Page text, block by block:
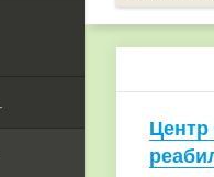
Центр